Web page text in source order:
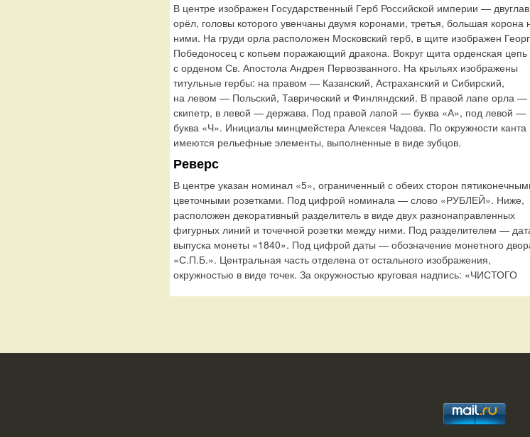
В центре изображен Государственный Герб Российской империи —
орёл, головы которого увенчаны двумя коронами, третья, большая корона
ними. На груди орла расположен Московский герб, в щите изображен
Победоносец с копьем поражающий дракона. Вокруг щита орденская цепь
с орденом Св. Апостола Андрея Первозванного. На крыльях изображены
титульные гербы: на правом — Казанский, Астраханский и Сибирский,
на левом — Польский, Таврический и Финляндский. В правой лапе орла —
скипетр, в левой — держава. Под правой лапой — буква «А», под левой —
буква «Ч». Инициалы минцмейстера Алексея Чадова. По окружности канта
имеются рельефные элементы, выполненные в виде зубцов.
Реверс
В центре указан номинал «5», ограниченный с обеих сторон
цветочными розетками. Под цифрой номинала — слово «РУБЛЕЙ». Ниже,
расположен декоративный разделитель в виде двух разнонаправленных
фигурных линий и точечной розетки между ними. Под разделителем —
выпуска монеты «1840». Под цифрой даты — обозначение монетного
«С.П.Б.». Центральная часть отделена от остального изображения,
окружностью в виде точек. За окружностью круговая надпись: «ЧИСТОГО